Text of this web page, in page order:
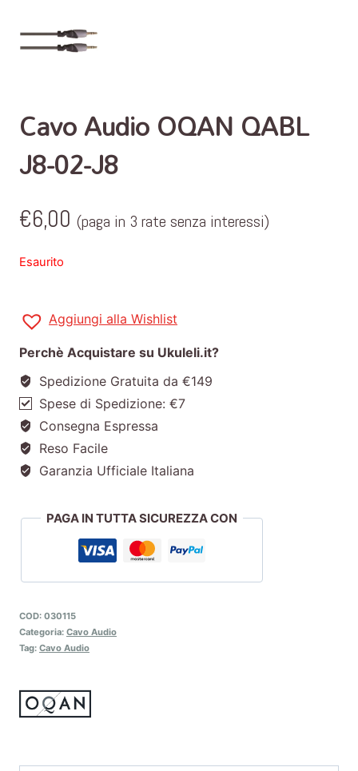
Cavo Audio OQAN QABL
J8-02-J8
€6,00 (paga in 3 rate senza interessi)
Esaurito
Aggiungi alla Wishlist
Perchè Acquistare su Ukuleli.it?
Spedizione Gratuita da €149
Spese di Spedizione: €7
Consegna Espressa
Reso Facile
Garanzia Ufficiale Italiana
PAGA IN TUTTA SICUREZZA CON
COD: 030115
Categoria: Cavo Audio
Tag: Cavo Audio